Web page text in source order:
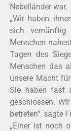
Nebelländer war.
„Wir haben
sich
Menschen
Tagen des
Menschen das
unsere Macht
Sie haben fast
geschlossen.
betreten“, sagte
„Einer ist noch